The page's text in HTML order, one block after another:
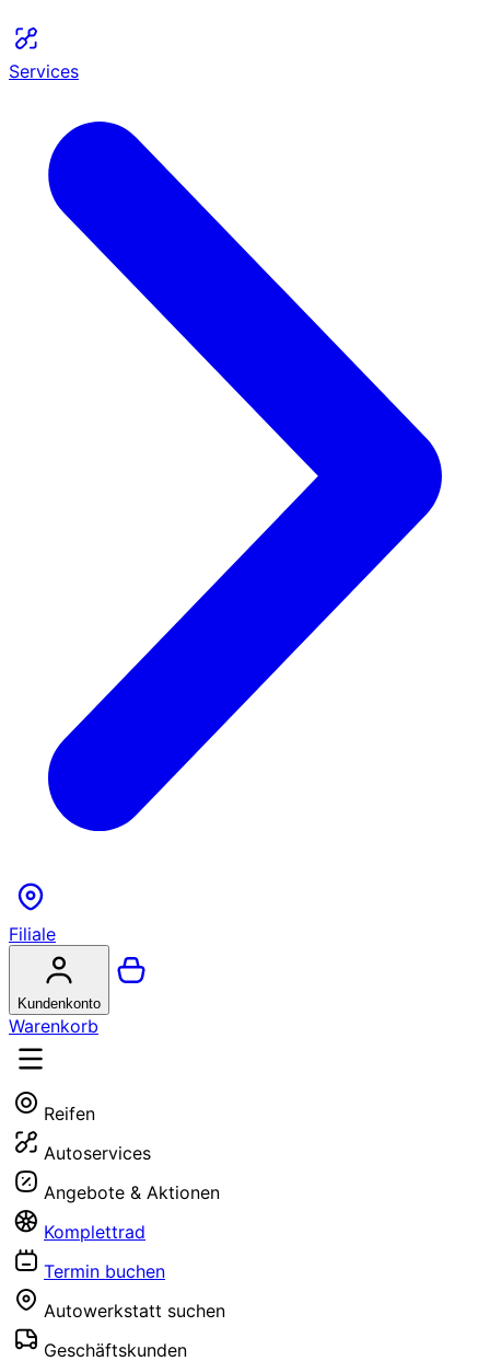
Services
Filiale
Kundenkonto
Warenkorb
Reifen
Autoservices
Angebote & Aktionen
Komplettrad
Termin buchen
Autowerkstatt suchen
Geschäftskunden